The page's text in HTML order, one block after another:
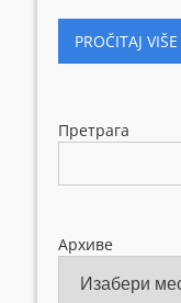
PROČITAJ VIŠE
Претрага
Архиве